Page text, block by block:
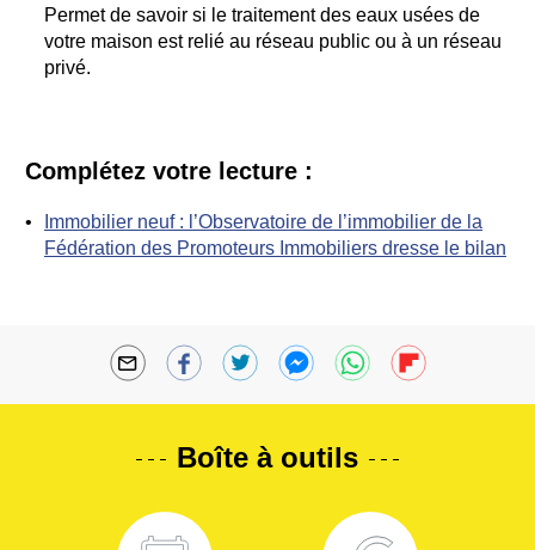
Permet de savoir si le traitement des eaux usées de
votre maison est relié au réseau public ou à un réseau
privé.
Complétez votre lecture :
Immobilier neuf : l’Observatoire de l’immobilier de la
Fédération des Promoteurs Immobiliers dresse le bilan
Boîte à outils